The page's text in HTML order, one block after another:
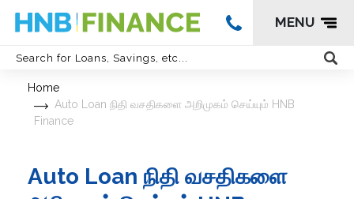
MENU
Home
Auto Loan நிதி வசதிகளை அறிமுகம் செய்யும் HNB
Finance
Auto Loan நிதி வசதிகளை